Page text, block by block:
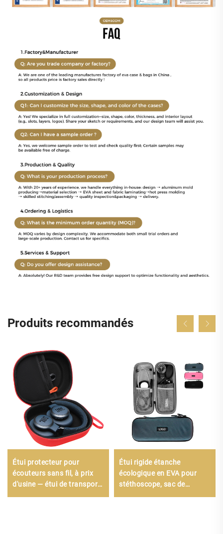
Produits recommandés
Étui protecteur pour
écouteurs sans fil, à prix
d'usine — étui de transport
Étui rigide étanche
écologique en EVA pour
stéthoscope, sac de